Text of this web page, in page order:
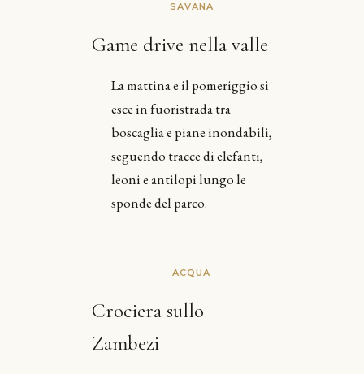
SAVANA
Game drive nella valle
La mattina e il pomeriggio si
esce in fuoristrada tra
boscaglia e piane inondabili,
seguendo tracce di elefanti,
leoni e antilopi lungo le
sponde del parco.
ACQUA
Crociera sullo
Zambezi